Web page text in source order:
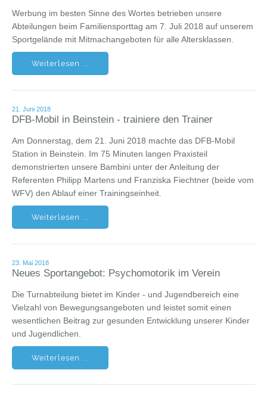
Werbung im besten Sinne des Wortes betrieben unsere
Abteilungen beim Familiensporttag am 7. Juli 2018 auf unserem
Sportgelände mit Mitmachangeboten für alle Altersklassen.
Weiterlesen ...
21. Juni 2018
DFB-Mobil in Beinstein - trainiere den Trainer
Am Donnerstag, dem 21. Juni 2018 machte das DFB-Mobil
Station in Beinstein. Im 75 Minuten langen Praxisteil
demonstrierten unsere Bambini unter der Anleitung der
Referenten Philipp Martens und Franziska Fiechtner (beide vom
WFV) den Ablauf einer Trainingseinheit.
Weiterlesen ...
23. Mai 2018
Neues Sportangebot: Psychomotorik im Verein
Die Turnabteilung bietet im Kinder - und Jugendbereich eine
Vielzahl von Bewegungsangeboten und leistet somit einen
wesentlichen Beitrag zur gesunden Entwicklung unserer Kinder
und Jugendlichen.
Weiterlesen ...